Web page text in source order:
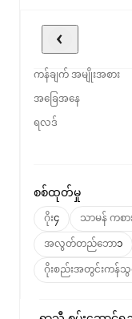
ကန်ချက် အမျိုးအစား
အခြေအနေ
ရလဒ်
စစ်ထုတ်မှု
ဂိုး၄ သာမန် ကစ
အလွတ်တည်ဘော၁
ဂိုးစည်းအတွင်းကန်သွ